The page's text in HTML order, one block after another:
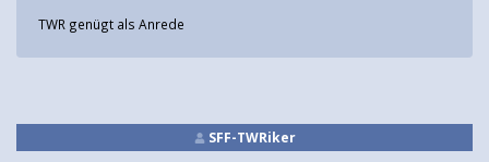
TWR genügt als Anrede
SFF-TWRiker